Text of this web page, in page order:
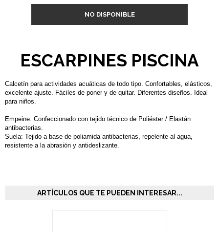
NO DISPONIBLE
ESCARPINES PISCINA
Calcetín para actividades acuáticas de todo tipo. Confortables, elásticos,
excelente ajuste. Fáciles de poner y de quitar. Diferentes diseños. Ideal
para niños.
Empeine: Confeccionado con tejido técnico de Poliéster / Elastán
antibacterias.
Suela: Tejido a base de poliamida antibacterias, repelente al agua,
resistente a la abrasión y antideslizante.
ARTÍCULOS QUE TE PUEDEN INTERESAR...